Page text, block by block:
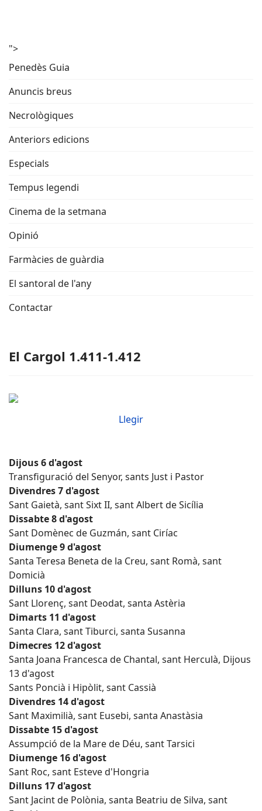
">
Penedès Guia
Anuncis breus
Necrològiques
Anteriors edicions
Especials
Tempus legendi
Cinema de la setmana
Opinió
Farmàcies de guàrdia
El santoral de l'any
Contactar
El Cargol 1.411-1.412
Llegir
Dijous 6 d'agost
Transfiguració del Senyor, sants Just i Pastor
Divendres 7 d'agost
Sant Gaietà, sant Sixt II, sant Albert de Sicília
Dissabte 8 d'agost
Sant Domènec de Guzmán, sant Ciríac
Diumenge 9 d'agost
Santa Teresa Beneta de la Creu, sant Romà, sant
Domicià
Dilluns 10 d'agost
Sant Llorenç, sant Deodat, santa Astèria
Dimarts 11 d'agost
Santa Clara, sant Tiburci, santa Susanna
Dimecres 12 d'agost
Santa Joana Francesca de Chantal, sant Herculà, Dijous
13 d'agost
Sants Poncià i Hipòlit, sant Cassià
Divendres 14 d'agost
Sant Maximilià, sant Eusebi, santa Anastàsia
Dissabte 15 d'agost
Assumpció de la Mare de Déu, sant Tarsici
Diumenge 16 d'agost
Sant Roc, sant Esteve d'Hongria
Dilluns 17 d'agost
Sant Jacint de Polònia, santa Beatriu de Silva, sant